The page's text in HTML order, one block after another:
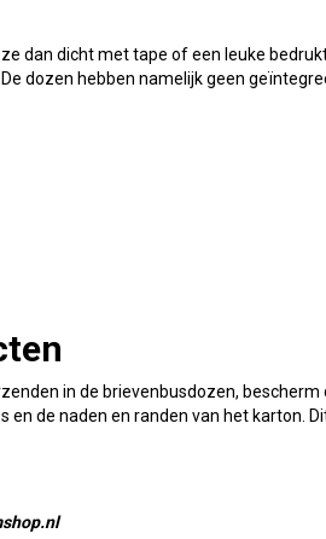
dan dicht met tape of een leuke
dozen hebben namelijk geen
in de brievenbusdozen,
en de naden en randen van het karton.